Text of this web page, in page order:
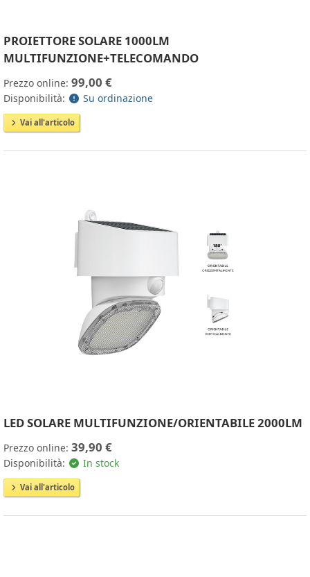
PROIETTORE SOLARE 1000LM
MULTIFUNZIONE+TELECOMANDO
Prezzo online: 99,00 €
Disponibilità: Su ordinazione
Vai all'articolo
LED SOLARE MULTIFUNZIONE/ORIENTABILE 2000LM
Prezzo online: 39,90 €
Disponibilità: In stock
Vai all'articolo